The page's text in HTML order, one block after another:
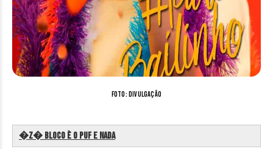
Foto: Divulgação
�z�️ Bloco è o Puf e Nada